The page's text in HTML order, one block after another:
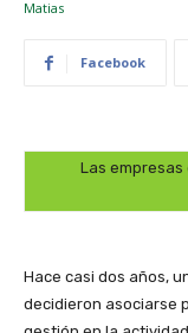
Facebook
Las empresas
Hace casi dos años,
decidieron asociarse